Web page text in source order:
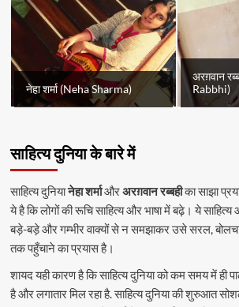
नेहा शर्मा (Neha Sharma)
अरग़वान
Rabbhi)
साहित्य दुनिया के बारे में
साहित्य दुनियानेहा शर्माऔरअरग़वान रब्बहीका साझा
ये है कि लोगों की रूचि साहित्य और भाषा में बढ़े। ये साहित्य
बड़े-बड़े और गम्भीर वाक्यों से न समझाकर उसे सरल,
तक पहुँचाने का प्रयास है।
शायद यही कारण है कि साहित्य दुनिया को कम समय में ही
है और लगातार मिल रहा है. साहित्य दुनिया की शुरुआत